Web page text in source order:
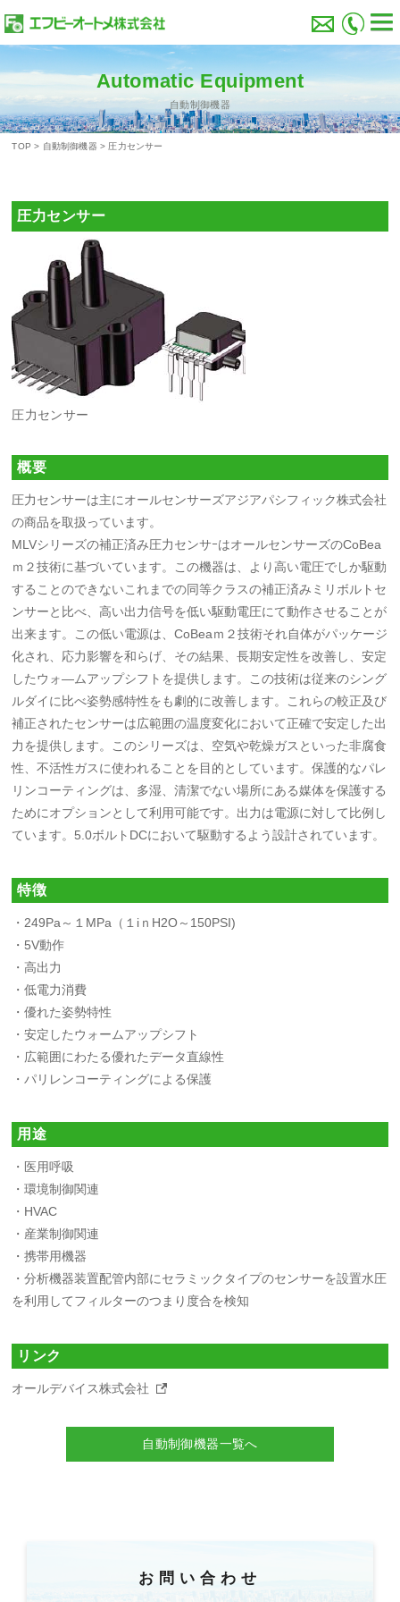
Automatic Equipment
自動制御機器
TOP > 自動制御機器 > 圧力センサー
圧力センサー
圧力センサー
概要
圧力センサーは主にオールセンサーズアジアパシフィック株式会社
の商品を取扱っています。
MLVシリーズの補正済み圧力センサｰはオールセンサーズのCoBea
ｍ２技術に基づいています。この機器は、より高い電圧でしか駆動
することのできないこれまでの同等クラスの補正済みミリボルトセ
ンサーと比べ、高い出力信号を低い駆動電圧にて動作させることが
出来ます。この低い電源は、CoBeaｍ２技術それ自体がパッケージ
化され、応力影響を和らげ、その結果、長期安定性を改善し、安定
したウォ―ムアップシフトを提供します。この技術は従来のシング
ルダイに比べ姿勢感特性をも劇的に改善します。これらの較正及び
補正されたセンサーは広範囲の温度変化において正確で安定した出
力を提供します。このシリーズは、空気や乾燥ガスといった非腐食
性、不活性ガスに使われることを目的としています。保護的なパレ
リンコーティングは、多湿、清潔でない場所にある媒体を保護する
ためにオプションとして利用可能です。出力は電源に対して比例し
ています。5.0ボルトDCにおいて駆動するよう設計されています。
特徴
・249Pa～１MPa（１iｎH2O～150PSI)
・5V動作
・高出力
・低電力消費
・優れた姿勢特性
・安定したウォームアップシフト
・広範囲にわたる優れたデータ直線性
・パリレンコーティングによる保護
用途
・医用呼吸
・環境制御関連
・HVAC
・産業制御関連
・携帯用機器
・分析機器装置配管内部にセラミックタイプのセンサーを設置水圧
を利用してフィルターのつまり度合を検知
リンク
オールデバイス株式会社
自動制御機器一覧へ
お問い合わせ